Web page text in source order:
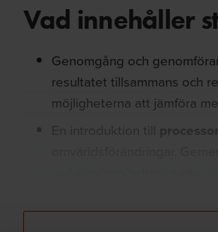
Vad innehåller
Genomgång och
resultatet tillsammans och
möjligheterna att jämföra
En introduktion till